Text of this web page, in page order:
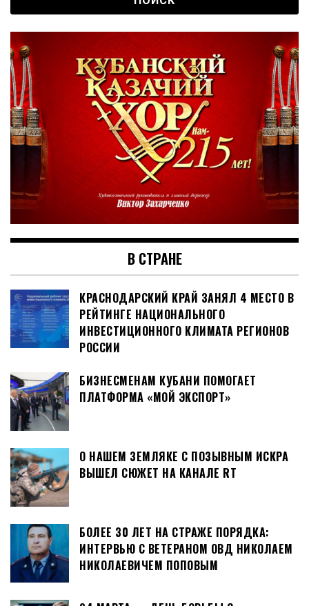
В СТРАНЕ
КРАСНОДАРСКИЙ КРАЙ ЗАНЯЛ 4 МЕСТО В
РЕЙТИНГЕ НАЦИОНАЛЬНОГО
ИНВЕСТИЦИОННОГО КЛИМАТА РЕГИОНОВ
РОССИИ
БИЗНЕСМЕНАМ КУБАНИ ПОМОГАЕТ
ПЛАТФОРМА «МОЙ ЭКСПОРТ»
О НАШЕМ ЗЕМЛЯКЕ С ПОЗЫВНЫМ ИСКРА
ВЫШЕЛ СЮЖЕТ НА КАНАЛЕ RT
БОЛЕЕ 30 ЛЕТ НА СТРАЖЕ ПОРЯДКА:
ИНТЕРВЬЮ С ВЕТЕРАНОМ ОВД НИКОЛАЕМ
НИКОЛАЕВИЧЕМ ПОПОВЫМ